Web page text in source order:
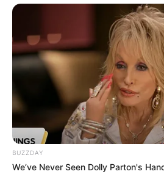
Co obejrzeć naHBO GO?
finałowym sezonem
BUZZDAY
We’ve Never Seen Dolly Parton's